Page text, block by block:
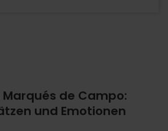
de Campo:
und Emotionen